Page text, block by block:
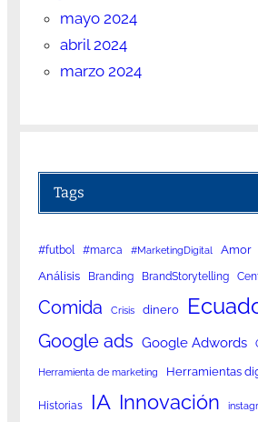
mayo 2024
abril 2024
marzo 2024
Tags
#futbol #marca #MarketingDigital Amor
Análisis Branding BrandStorytelling
Comida Crisis dinero
Google ads Google Adwords
Herramienta de marketing Herramientas
Historias IA Innovación